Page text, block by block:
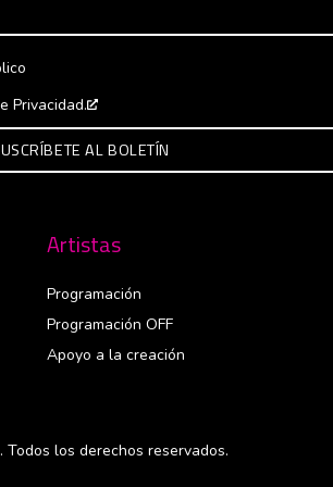
Privacidad.
Artistas
Programación
Programación OFF
Apoyo a la creación
los derechos reservados.